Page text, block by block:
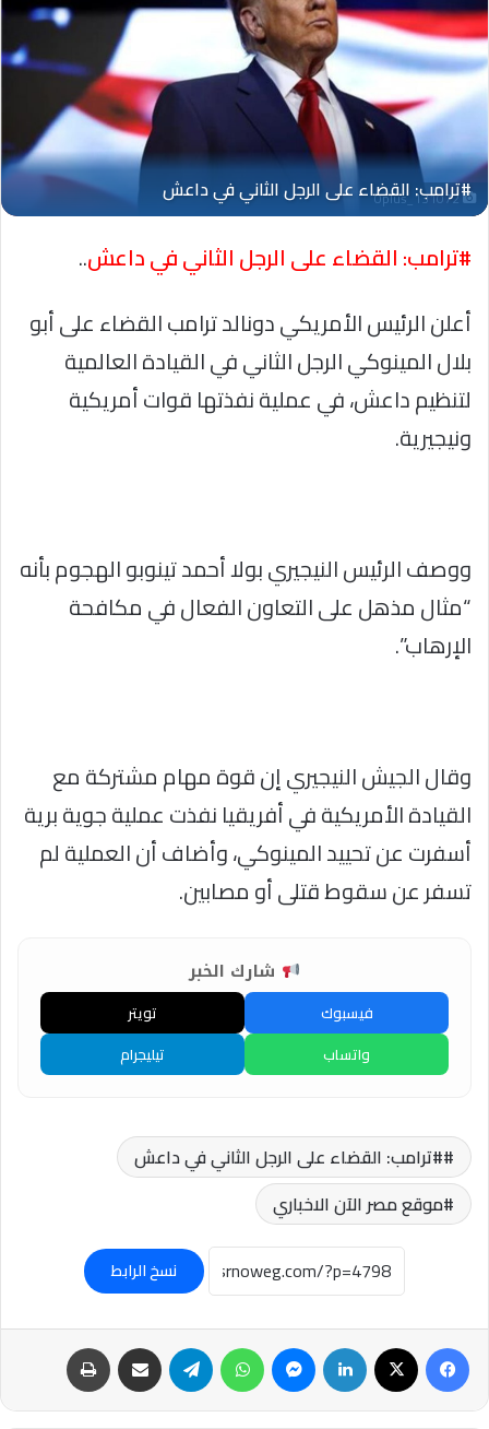
Oplus_131072
#ترامب: القضاء على الرجل الثاني في داعش..
أعلن الرئيس الأمريكي دونالد ترامب القضاء على أبو
بلال المينوكي الرجل الثاني في القيادة العالمية
لتنظيم داعش، في عملية نفذتها قوات أمريكية
ونيجيرية.
ووصف الرئيس النيجيري بولا أحمد تينوبو الهجوم بأنه
“مثال مذهل على التعاون الفعال في ‌مكافحة
الإرهاب”.
وقال الجيش النيجيري إن قوة مهام مشتركة مع
القيادة الأمريكية في أفريقيا نفذت عملية جوية برية
أسفرت عن تحييد المينوكي، وأضاف أن العملية لم
تسفر عن سقوط قتلى أو مصابين.
شارك الخبر
فيسبوك
تويتر
واتساب
تيليجرام
#ترامب: القضاء على الرجل الثاني في داعش
موقع مصر الآن الاخباري
نسخ الرابط
فيسبوك لينكدإن ماسنجر واتساب تيلقرام مشاركة عبر البريد